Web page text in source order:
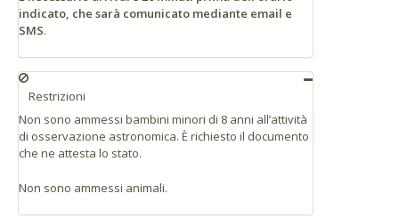
indicato, che sarà comunicato mediante email e
SMS.
Restrizioni
Non sono ammessi bambini minori di 8 anni all’attività
di osservazione astronomica. È richiesto il documento
che ne attesta lo stato.
Non sono ammessi animali.